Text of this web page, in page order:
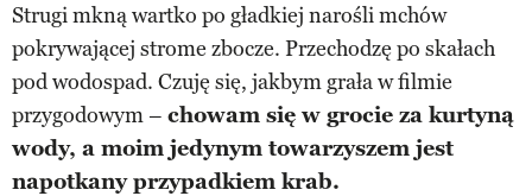
Strugi mkną wartko po gładkiej narośli mchów
pokrywającej strome zbocze. Przechodzę po skałach
pod wodospad. Czuję się, jakbym grała w filmie
przygodowym – chowam się w grocie za kurtyną
wody, a moim jedynym towarzyszem jest
napotkany przypadkiem krab.